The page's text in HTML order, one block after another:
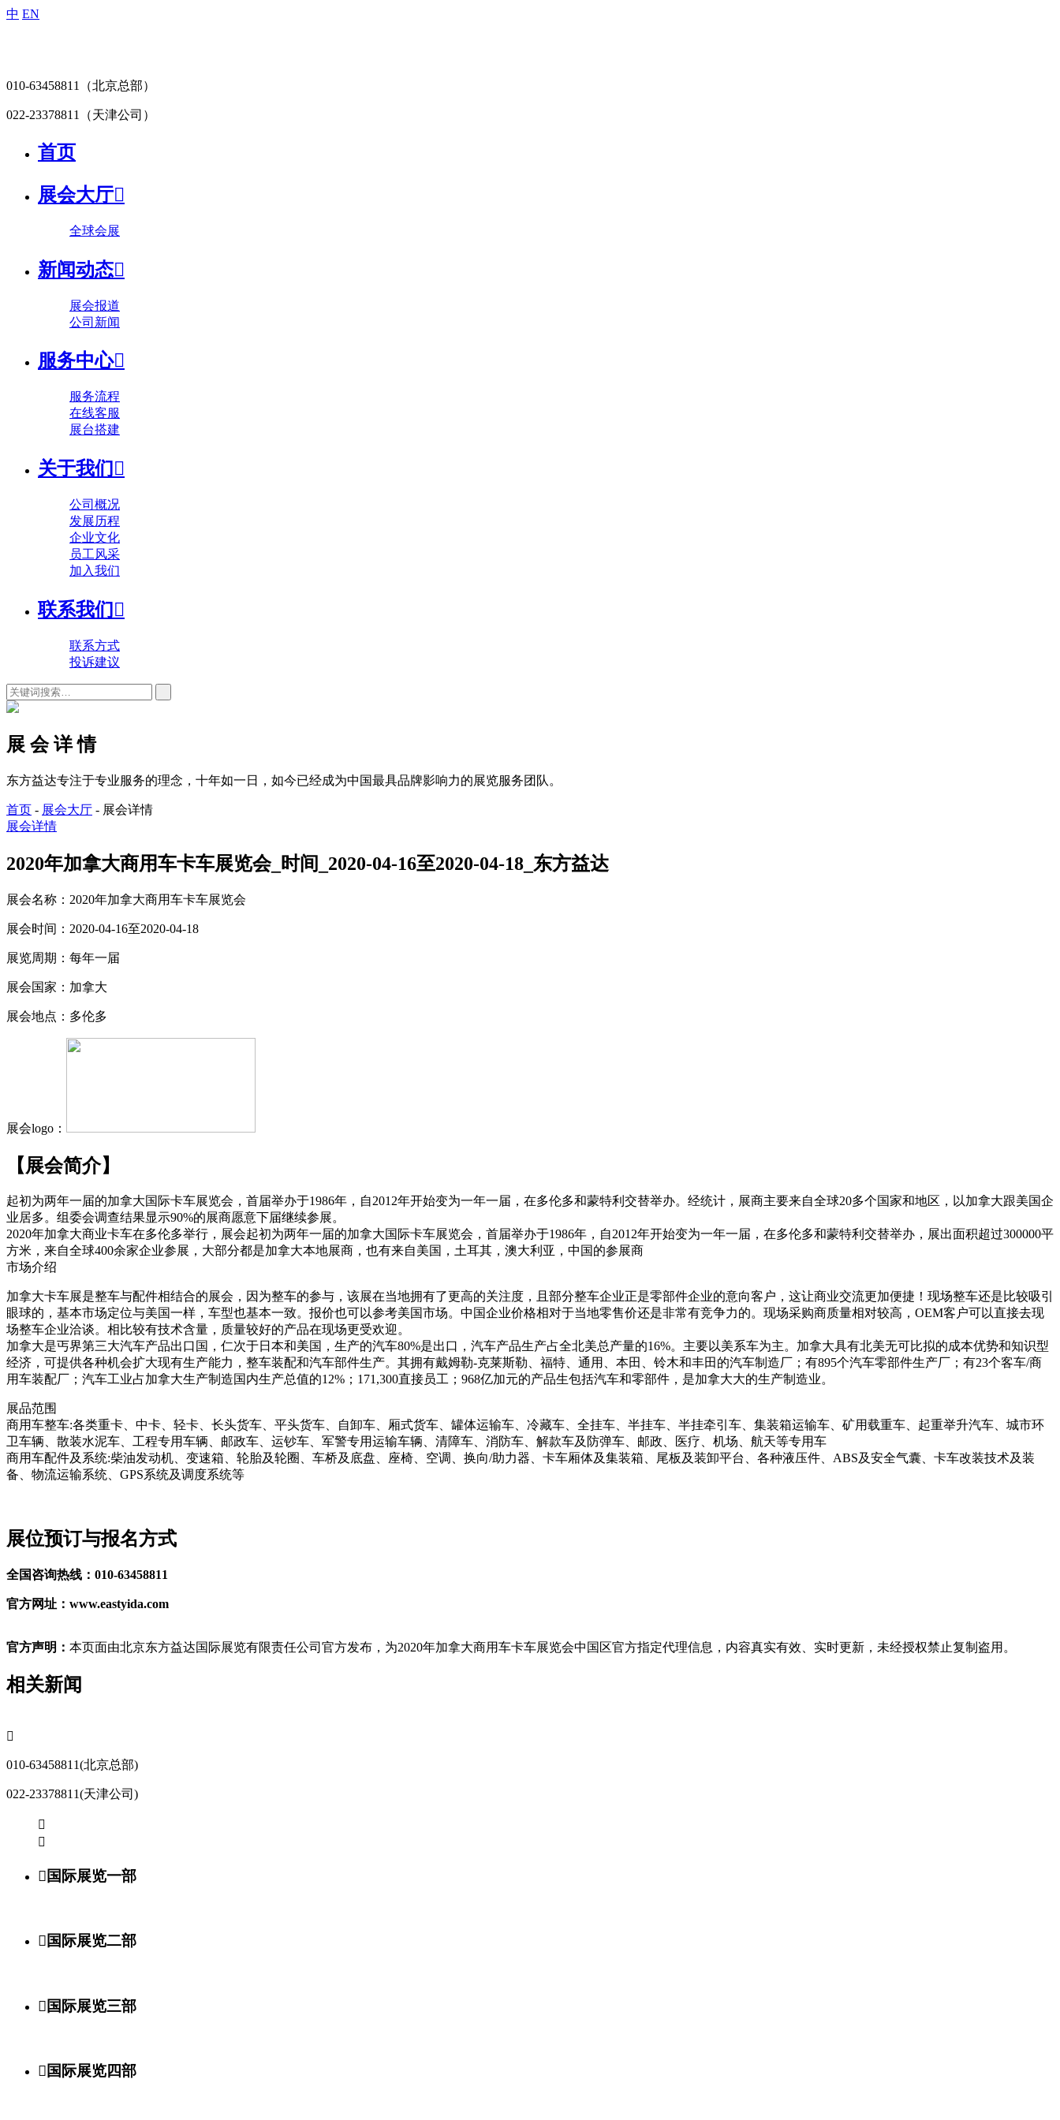
中 EN
010-63458811 （北京总部）
022-23378811 （天津公司）
首页
展会大厅
全球会展
新闻动态
展会报道
公司新闻
服务中心
服务流程
在线客服
展台搭建
关于我们 
公司概况
发展历程
企业文化
员工风采
加入我们
联系我们 
联系方式
投诉建议
展 会 详 情
东方益达专注于专业服务的理念，十年如一日，如今已经成为中国最具品牌影响力的展览服务团队。
首页 - 展会大厅 - 展会详情
展会详情
2020年加拿大商用车卡车展览会_时间_2020-04-16至2020-04-18_东方益达
展会名称： 2020年加拿大商用车卡车展览会
展会时间： 2020-04-16至2020-04-18
展览周期： 每年一届
展会国家： 加拿大
展会地点： 多伦多
展会logo：
【展会简介】
起初为两年一届的加拿大国际卡车展览会，首届举办于1986年，自2012年开始变为一年一届，在多伦多和蒙特利交替举办。经统计，展商主要来自全球20多个国家和地区，以加拿大跟美国企
业居多。组委会调查结果显示90%的展商愿意下届继续参展。
2020年加拿大商业卡车在多伦多举行，展会起初为两年一届的加拿大国际卡车展览会，首届举办于1986年，自2012年开始变为一年一届，在多伦多和蒙特利交替举办，展出面积超过300000平
方米，来自全球400余家企业参展，大部分都是加拿大本地展商，也有来自美国，土耳其，澳大利亚，中国的参展商
市场介绍
加拿大卡车展是整车与配件相结合的展会，因为整车的参与，该展在当地拥有了更高的关注度，且部分整车企业正是零部件企业的意向客户，这让商业交流更加便捷！现场整车还是比较吸引
眼球的，基本市场定位与美国一样，车型也基本一致。报价也可以参考美国市场。中国企业价格相对于当地零售价还是非常有竞争力的。现场采购商质量相对较高，OEM客户可以直接去现
场整车企业洽谈。相比较有技术含量，质量较好的产品在现场更受欢迎。
加拿大是丐界第三大汽车产品出口国，仁次于日本和美国，生产的汽车80%是出口，汽车产品生产占全北美总产量的16%。主要以美系车为主。加拿大具有北美无可比拟的成本优势和知识型
经济，可提供各种机会扩大现有生产能力，整车装配和汽车部件生产。其拥有戴姆勒-克莱斯勒、福特、通用、本田、铃木和丰田的汽车制造厂；有895个汽车零部件生产厂；有23个客车/商
用车装配厂；汽车工业占加拿大生产制造国内生产总值的12%；171,300直接员工；968亿加元的产品生包括汽车和零部件，是加拿大大的生产制造业。
展品范围
商用车整车:各类重卡、中卡、轻卡、长头货车、平头货车、自卸车、厢式货车、罐体运输车、冷藏车、全挂车、半挂车、半挂牵引车、集装箱运输车、矿用载重车、起重举升汽车、城市环
卫车辆、散装水泥车、工程专用车辆、邮政车、运钞车、军警专用运输车辆、清障车、消防车、解款车及防弹车、邮政、医疗、机场、航天等专用车
商用车配件及系统:柴油发动机、变速箱、轮胎及轮圈、车桥及底盘、座椅、空调、换向/助力器、卡车厢体及集装箱、尾板及装卸平台、各种液压件、ABS及安全气囊、卡车改装技术及装
备、物流运输系统、GPS系统及调度系统等
展位预订与报名方式
全国咨询热线：010-63458811
官方网址：www.eastyida.com
官方声明： 本页面由北京东方益达国际展览有限责任公司官方发布，为2020年加拿大商用车卡车展览会中国区官方指定代理信息，内容真实有效、实时更新，未经授权禁止复制盗用。
相关新闻

010-63458811(北京总部)
022-23378811(天津公司)


国际展览一部
国际展览二部
国际展览三部
国际展览四部